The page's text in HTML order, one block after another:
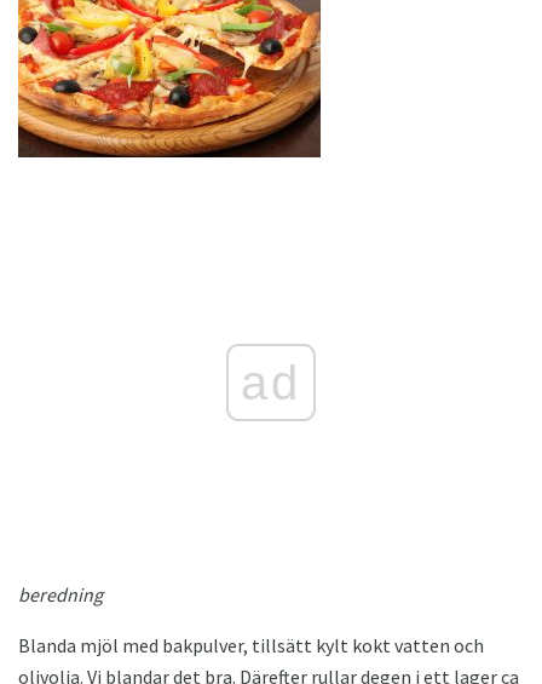
ad
beredning
Blanda mjöl med bakpulver, tillsätt kylt kokt vatten och
olivolja. Vi blandar det bra. Därefter rullar degen i ett lager ca